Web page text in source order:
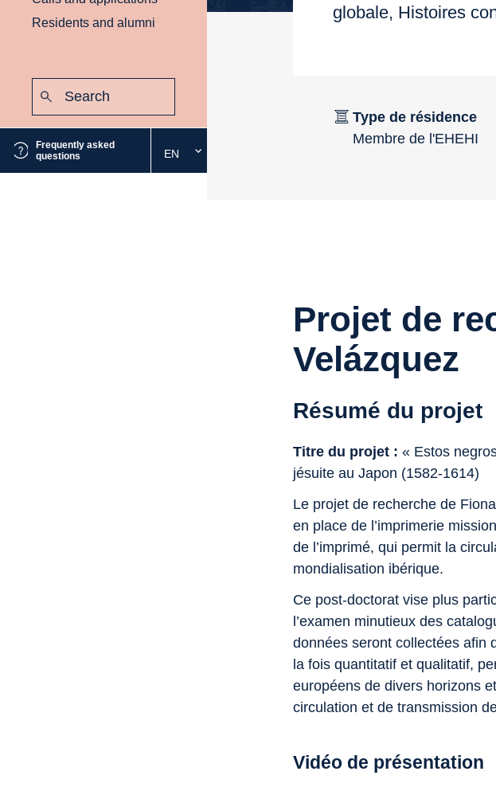
Residents and alumni
Frequently asked
questions
Select
the
EN
globale, Histoires
Type de résidence
Membre de l'EHEHI
Projet de
Velázquez
Résumé du projet
Titre du projet :« Estos
jésuite au Japon (1582-1614)
Le projet de recherche de
en place de l’imprimerie
de l’imprimé, qui permit la
mondialisation ibérique.
Ce post-doctorat vise plus
l’examen minutieux des
données seront collectées afin
la fois quantitatif et qualitatif,
européens de divers horizons
circulation et de transmission
Vidéo de présentation